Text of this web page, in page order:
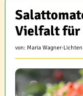
Vielfalt für
von: Maria Wagner-